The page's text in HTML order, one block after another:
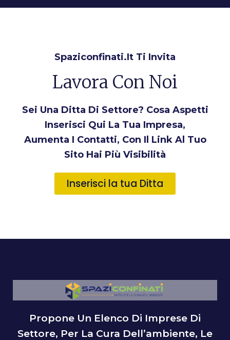
Spaziconfinati.it Ti Invita
Lavora Con Noi
Sei Una Ditta Di Settore? Cosa Aspetti
Inserisci Qui La Tua Impresa,
Aumenta I Contatti, Con Il Link Al Tuo
Sito Hai Più Visibilità
Inserisci la tua Ditta
Propone Un Elenco Di Imprese Di
Settore, Per La Cura Dell’ambiente, Le